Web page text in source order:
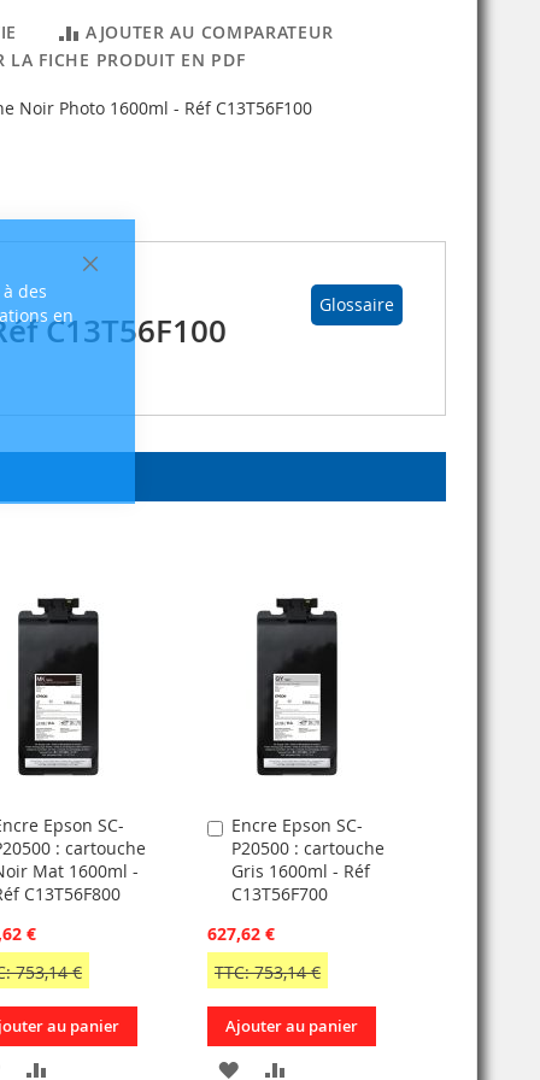
Fermer
des
en
AJOUTER AU COMPARATEUR
LA FICHE PRODUIT EN PDF
Noir Photo 1600ml - Réf C13T56F100
Glossaire
C13T56F100
Epson SC-
: cartouche
Mat 1600ml -
C13T56F800
€
753,14 €
au panier
AJOUTER
Encre Epson SC-
P20500 : cartouche
Gris 1600ml - Réf
C13T56F700
627,62 €
TTC: 753,14 €
Ajouter
au
panier
Ajouter au panier
AJOUTER